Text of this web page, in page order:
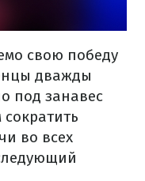
свою победу
дважды
под занавес
во всех